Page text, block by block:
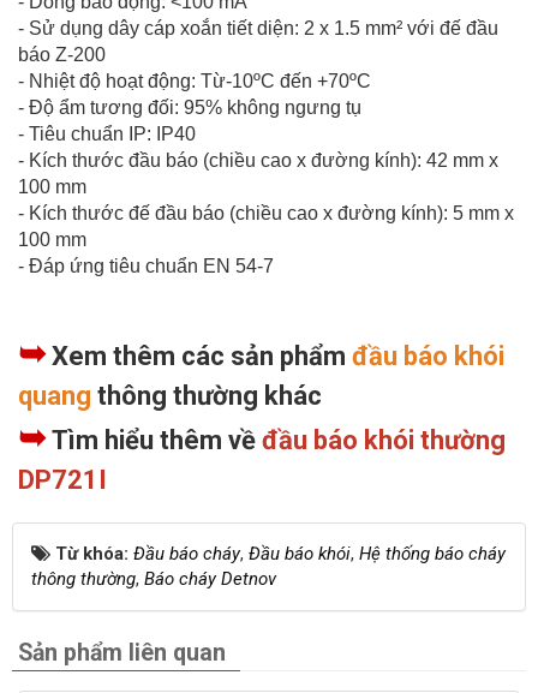
- Sử dụng dây cáp xoắn tiết diện: 2 x 1.5 mm² với đế đầu
báo Z-200
- Nhiệt độ hoạt động: Từ-10ºC đến +70ºC
- Độ ẩm tương đối: 95% không ngưng tụ
- Tiêu chuẩn IP: IP40
- Kích thước đầu báo (chiều cao x đường kính): 42 mm x
100 mm
- Kích thước đế đầu báo (chiều cao x đường kính): 5 mm x
100 mm
- Đáp ứng tiêu chuẩn EN 54-7
➥Xem thêm các sản phẩm đầu báo khói
quang thông thường khác
➥Tìm hiểu thêm về đầu báo khói thường
DP721I
Từ khóa: Đầu báo cháy, Đầu báo khói, Hệ thống báo cháy
thông thường, Báo cháy Detnov
Sản phẩm liên quan